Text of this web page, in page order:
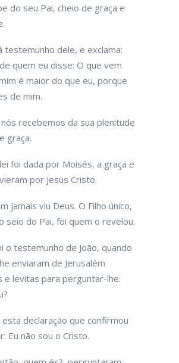
do seu Pai, cheio de graça e
testemunho dele, e exclama:
quem eu disse: O que vem
é maior do que eu, porque
de mim.
recebemos da sua plenitude
graça.
foi dada por Moisés, a graça e
por Jesus Cristo.
jamais viu Deus. O Filho único,
seio do Pai, foi quem o revelou.
o testemunho de João, quando
enviaram de Jerusalém
e levitas para perguntar-lhe:
esta declaração que confirmou
Eu não sou o Cristo.